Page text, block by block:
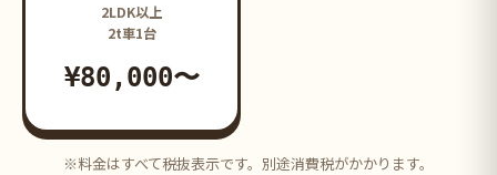
2LDK以上
2t車1台
¥80,000〜
※料金はすべて税抜表示です。別途消費税がかかります。